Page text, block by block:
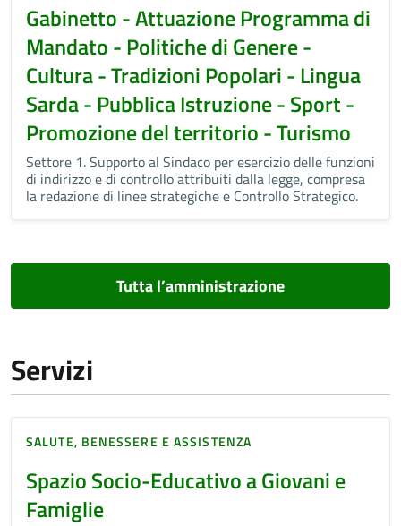
Gabinetto - Attuazione Programma di
Mandato - Politiche di Genere -
Cultura - Tradizioni Popolari - Lingua
Sarda - Pubblica Istruzione - Sport -
Promozione del territorio - Turismo
Settore 1. Supporto al Sindaco per esercizio delle funzioni
di indirizzo e di controllo attribuiti dalla legge, compresa
la redazione di linee strategiche e Controllo Strategico.
Tutta l’amministrazione
Servizi
SALUTE, BENESSERE E ASSISTENZA
Spazio Socio-Educativo a Giovani e
Famiglie